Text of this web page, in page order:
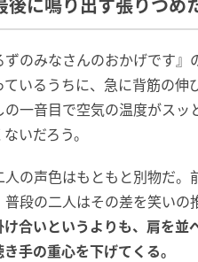
後に鳴り出す張りつめ
のみなさんのおかげです
いるうちに、急に背筋の
一音目で空気の温度がス
いだろう。
の声色はもともと別物だ
段の二人はその差を笑い
け合いというよりも、肩を並
手の重心を下げてくる。